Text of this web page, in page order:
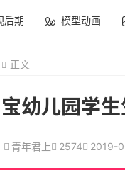
后期 模型动画
正文
宝幼儿园学
青年君上 2574 2019-